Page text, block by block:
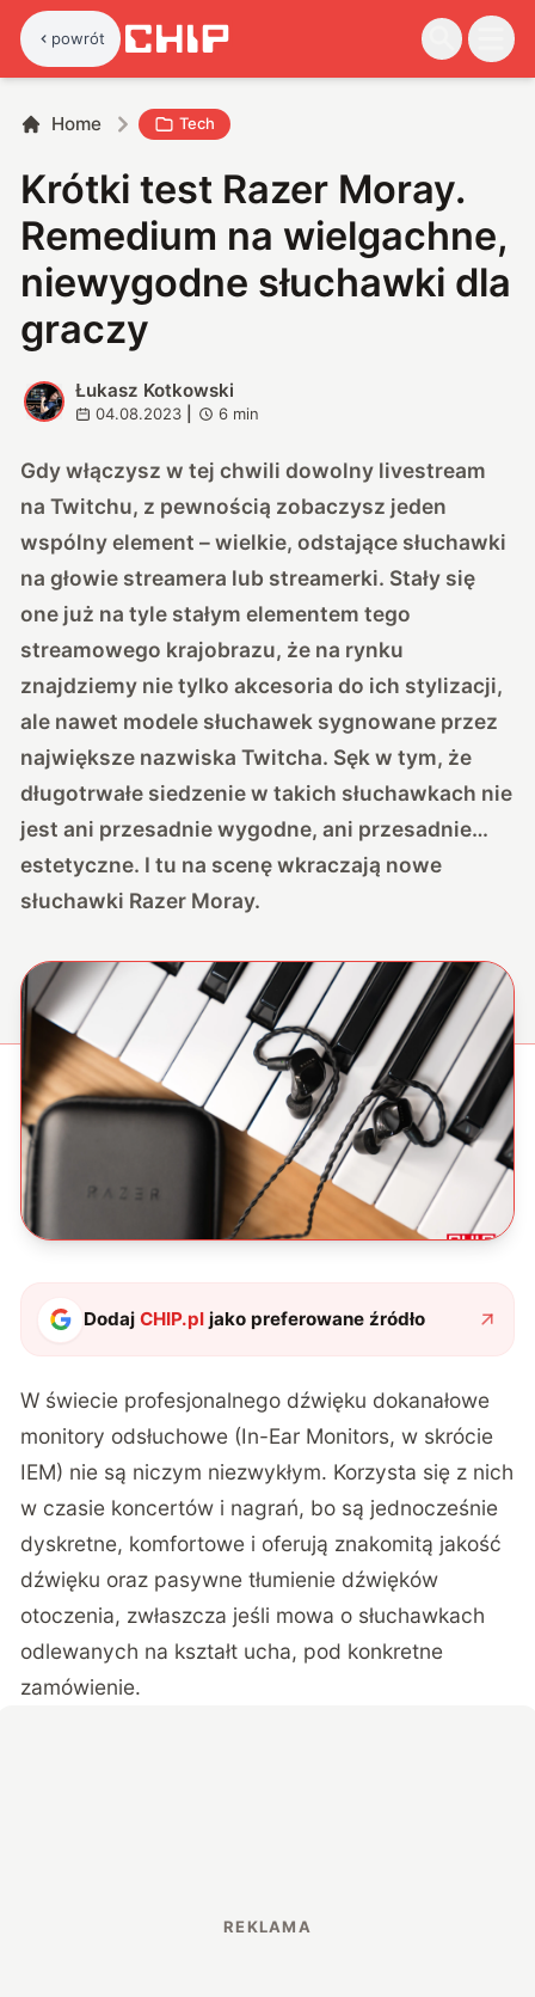
powrót
Home Tech
Krótki test Razer Moray.
Remedium na wielgachne,
niewygodne słuchawki dla
graczy
Ł
Łukasz Kotkowski
04.08.2023 6 min
Gdy włączysz w tej chwili dowolny livestream
na Twitchu, z pewnością zobaczysz jeden
wspólny element – wielkie, odstające słuchawki
na głowie streamera lub streamerki. Stały się
one już na tyle stałym elementem tego
streamowego krajobrazu, że na rynku
znajdziemy nie tylko akcesoria do ich stylizacji,
ale nawet modele słuchawek sygnowane przez
największe nazwiska Twitcha. Sęk w tym, że
długotrwałe siedzenie w takich słuchawkach nie
jest ani przesadnie wygodne, ani przesadnie…
estetyczne. I tu na scenę wkraczają nowe
słuchawki Razer Moray.
DodajCHIP.pl jako preferowane źródło
W świecie profesjonalnego dźwięku dokanałowe
monitory odsłuchowe (In-Ear Monitors, w skrócie
IEM) nie są niczym niezwykłym. Korzysta się z nich
w czasie koncertów i nagrań, bo są jednocześnie
dyskretne, komfortowe i oferują znakomitą jakość
dźwięku oraz pasywne tłumienie dźwięków
otoczenia, zwłaszcza jeśli mowa o słuchawkach
odlewanych na kształt ucha, pod konkretne
zamówienie.